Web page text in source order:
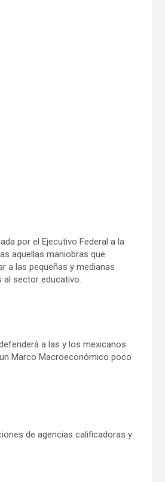
por el Ejecutivo Federal a la
aquellas maniobras que
a las pequeñas y medianas
sector educativo.
a las y los mexicanos
Marco Macroeconómico poco
de agencias calificadoras y